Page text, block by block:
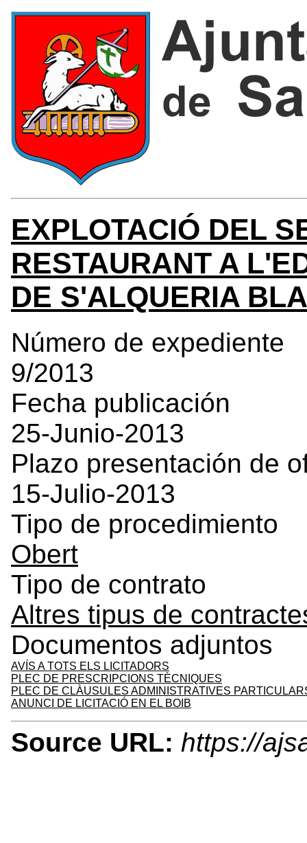
EXPLOTACIÓ DEL
RESTAURANT A
DE S'ALQUERIA
Número de expediente
9/2013
Fecha publicación
25-Junio-2013
Plazo presentación de
15-Julio-2013
Tipo de procedimiento
Obert
Tipo de contrato
Altres tipus de
Documentos adjuntos
AVÍS A TOTS ELS LICITADORS
PLEC DE PRESCRIPCIONS TÈCNIQUES
PLEC DE CLÀUSULES ADMINISTRATIVES
ANUNCI DE LICITACIÓ EN EL BOIB
Source URL: https://